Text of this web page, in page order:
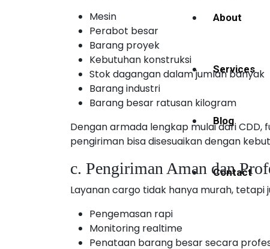
About
Services
Blog
Contact
Mesin
Perabot besar
Barang proyek
Kebutuhan konstruksi
Stok dagangan dalam jumlah banyak
Barang industri
Barang besar ratusan kilogram
Dengan armada lengkap mulai dari CDD,
pengiriman bisa disesuaikan dengan
c. Pengiriman Aman dan
Layanan cargo tidak hanya murah,
Pengemasan rapi
Monitoring realtime
Penataan barang besar secara